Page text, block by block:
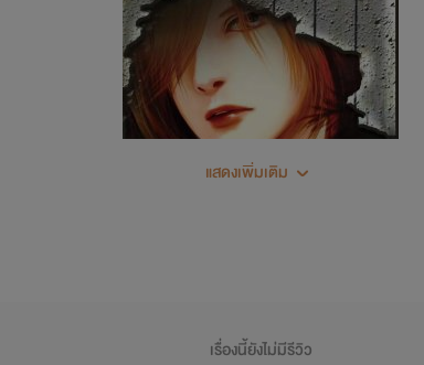
แสดงเพิ่มเติม
เรื่องนี้ยังไม่มีรีวิว